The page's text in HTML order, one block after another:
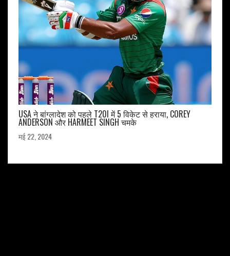
USA ने बांग्लादेश को पहले T20I में 5 विकेट से हराया, COREY
ANDERSON और HARMEET SINGH चमके
मई 22, 2024